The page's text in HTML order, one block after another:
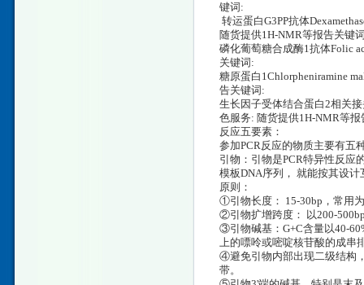
键词:
转运蛋白G3PP抗体
随货提供1H-NMR等报告关键
磷化葡萄糖合成酶1抗体Folic
关键词:
糖原蛋白1Chlorpheniramine
告关键词:
生长因子受体结合蛋白2相关
色服务: 随货提供1H-NMR等报
反应五要素：
参加PCR反应的物质主要有五
引物：引物是PCR特异性反应
模板DNA序列， 就能按其设
原则：
①引物长度： 15-30bp，常用
②引物扩增跨度： 以200-
③引物碱基：G+C含量以40-
上的嘌呤或嘧啶核苷酸的成串
④避免引物内部出现二级结构
带。